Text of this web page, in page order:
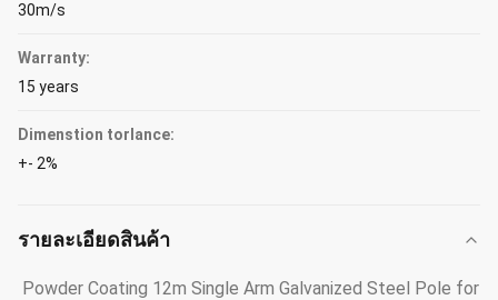
30m/s
Warranty:
15 years
Dimenstion torlance:
+- 2%
รายละเอียดสินค้า
Powder Coating 12m Single Arm Galvanized Steel Pole for